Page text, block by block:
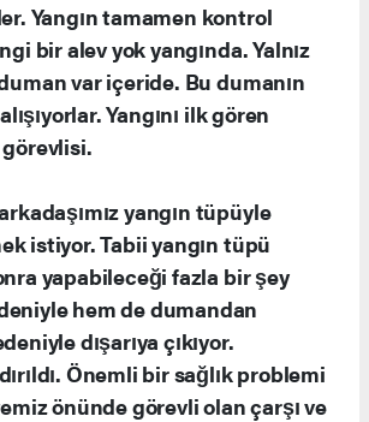
Yangın tamamen kontrol
bir alev yok yangında. Yalnız
var içeride. Bu dumanın
Yangını ilk gören
yangın tüpüyle
istiyor. Tabii yangın tüpü
yapabileceği fazla bir şey
hem de dumandan
dışarıya çıkıyor.
Önemli bir sağlık problemi
önünde görevli olan çarşı ve